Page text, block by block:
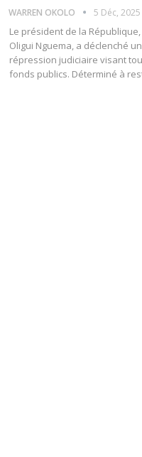
WARREN OKOLO 5 Déc, 2025
Le président de la
Oligui Nguema, a déclenché
répression judiciaire visant
fonds publics. Déterminé à